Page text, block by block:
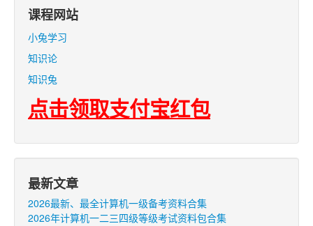
课程网站
小兔学习
知识论
知识兔
点击领取支付宝红包
最新文章
2026最新、最全计算机一级备考资料合集
2026年计算机一二三四级等级考试资料包合集